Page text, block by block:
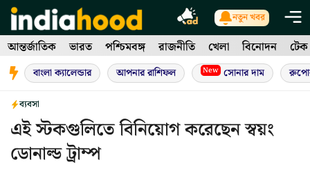
Skip
to
content
নতুন খবর
আন্তর্জাতিক ভারত পশ্চিমবঙ্গ রাজনীতি খেলা বিনোদন টেক
বাংলা ক্যালেন্ডার আপনার রাশিফল New সোনার দাম
ব্যবসা
এই স্টকগুলিতে বিনিয়োগ করেছেন স্বয়ং
ডোনাল্ড ট্রাম্প